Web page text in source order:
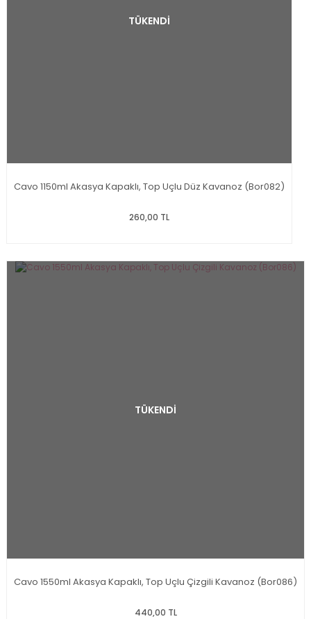
TÜKENDİ
Cavo 1150ml Akasya Kapaklı, Top Uçlu Düz Kavanoz (Bor082)
260,00 TL
TÜKENDİ
Cavo 1550ml Akasya Kapaklı, Top Uçlu Çizgili Kavanoz (Bor086)
440,00 TL